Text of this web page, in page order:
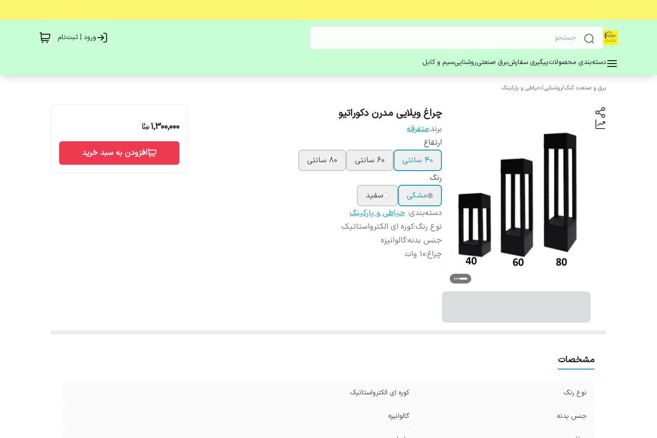
ورود | ثبت‌نام
دسته‌بندی محصولاتپیگیری سفارشبرق صنعتیروشناییسیم و کابل
برق و صنعت کنگ/روشنایی/حیاطی و پارکینگ
چراغ ویلایی مدرن دکوراتیو
برند:متفرقه
ارتفاع
40 سانتی
60 سانتی
80 سانتی
رنگ
مشکی
سفید
دسته‌بندی: حیاطی و پارکینگ
نوع رنگ:کوره ای الکترواستاتیک
جنس بدنه:گالوانیزه
چراغ:10 وات
1,300,000
افزودن به سبد خرید
مشخصات
نوع رنگ کوره ای الکترواستاتیک
جنس بدنه گالوانیزه